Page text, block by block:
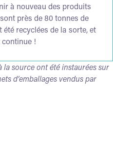
à nouveau des produits
près de 80 tonnes de
recyclées de la sorte, et
!
source ont été instaurées sur
d’emballages vendus par